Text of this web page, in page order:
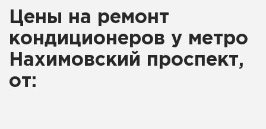
Цены на ремонт
кондиционеров у метро
Нахимовский проспект,
от: